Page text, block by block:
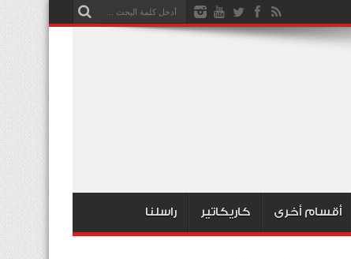
أقسام أخرى كاريكاتير راسلنا